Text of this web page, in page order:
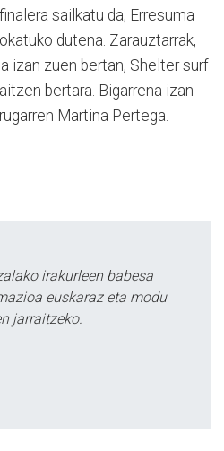
sailkatu da, Erresuma
dutena. Zarauztarrak,
izan zuen bertan, Shelter surf
bertara. Bigarrena izan
Martina Pertega.
irakurleen babesa
euskaraz eta modu
jarraitzeko.